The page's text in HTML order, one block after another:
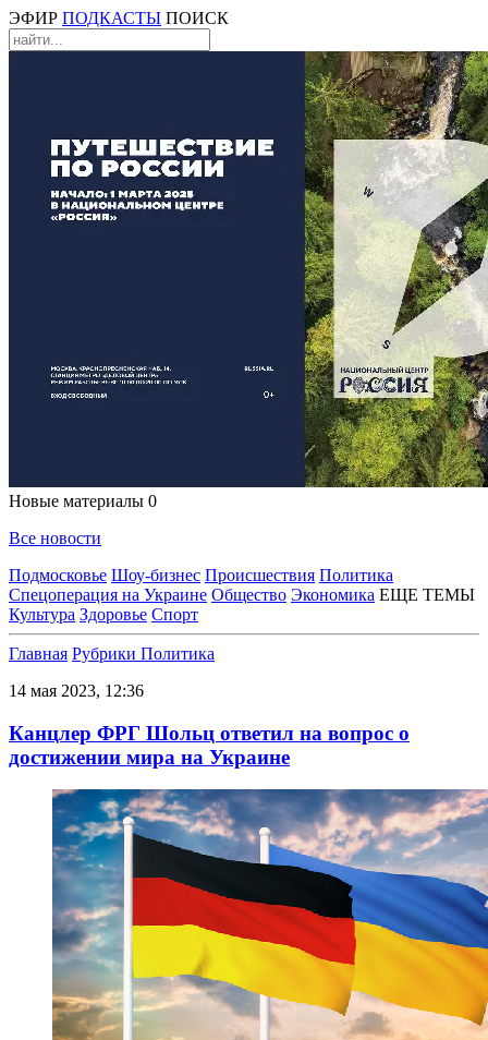
ЭФИР ПОДКАСТЫ ПОИСК
Новые материалы 0
Все новости
Подмосковье Шоу-бизнес Происшествия Политика
Спецоперация на Украине Общество Экономика ЕЩЕ ТЕМЫ
Культура Здоровье Спорт
Главная Рубрики Политика
14 мая 2023, 12:36
Канцлер ФРГ Шольц ответил на вопрос о
достижении мира на Украине